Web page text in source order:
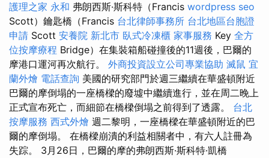
護理之家 永和 弗朗西斯·斯科特（Francis wordpress seo
Scott）鑰匙橋（Francis 台北律師事務所 台北地區台胞證
申請 Scott 安養院 新北市 臥式冷凍櫃 家事服務 Key 全方
位按摩療程 Bridge）在集裝箱船碰撞後的11週後，巴爾的
摩港口運河再次航行。 外商投資設立公司專業協助 滅鼠 宜
蘭外燴 電話查詢 美國的研究部門於週三繼續在華盛頓附近
巴爾的摩倒塌的一座橋樑的廢墟中繼續進行，並在周二晚上
正式宣布死亡，而細節在橋樑倒塌之前得到了透露。 台北
按摩服務 西式外燴 週二黎明，一座橋樑在華盛頓附近的巴
爾的摩倒塌。 在橋樑崩潰的利益相關者中，有六人註冊為
失踪。 3月26日，巴爾的摩的弗朗西斯·斯科特·凱橋